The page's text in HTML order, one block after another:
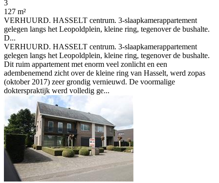
3
127 m²
VERHUURD. HASSELT centrum. 3-slaapkamerappartement
gelegen langs het Leopoldplein, kleine ring, tegenover de bushalte.
D...
VERHUURD. HASSELT centrum. 3-slaapkamerappartement
gelegen langs het Leopoldplein, kleine ring, tegenover de bushalte.
Dit ruim appartement met enorm veel zonlicht en een
adembenemend zicht over de kleine ring van Hasselt, werd zopas
(oktober 2017) zeer grondig vernieuwd. De voormalige
dokterspraktijk werd volledig ge...